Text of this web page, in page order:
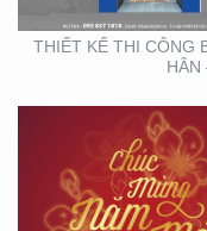
THIẾT KẾ THI CÔNG
HÂN
HỘI NGHỊ
DA LIỄU MIỀN